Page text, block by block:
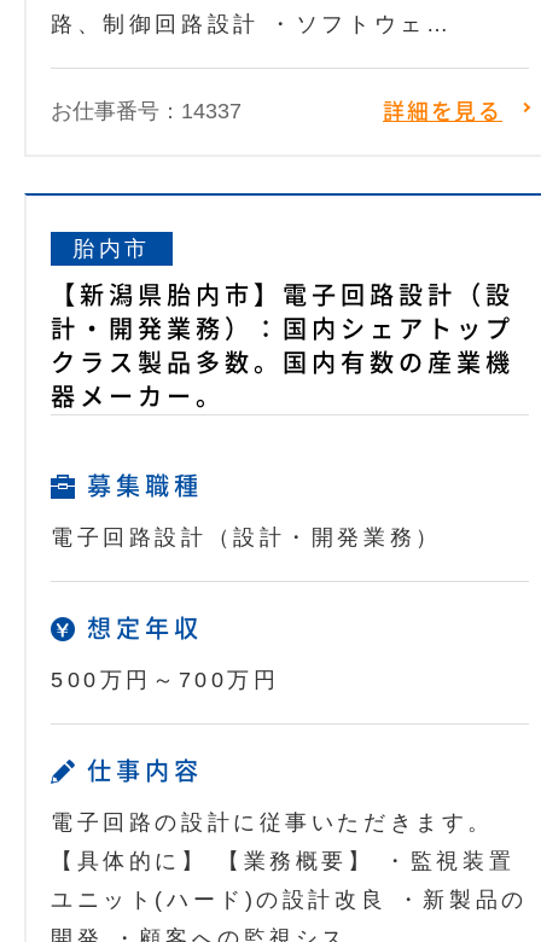
路、制御回路設計 ・ソフトウェ…
お仕事番号：14337 詳細を見る
胎内市
【新潟県胎内市】電子回路設計（設
計・開発業務）：国内シェアトップ
クラス製品多数。国内有数の産業機
器メーカー。
募集職種
電子回路設計（設計・開発業務）
想定年収
500万円～700万円
仕事内容
電子回路の設計に従事いただきます。
【具体的に】 【業務概要】 ・監視装置
ユニット(ハード)の設計改良 ・新製品の